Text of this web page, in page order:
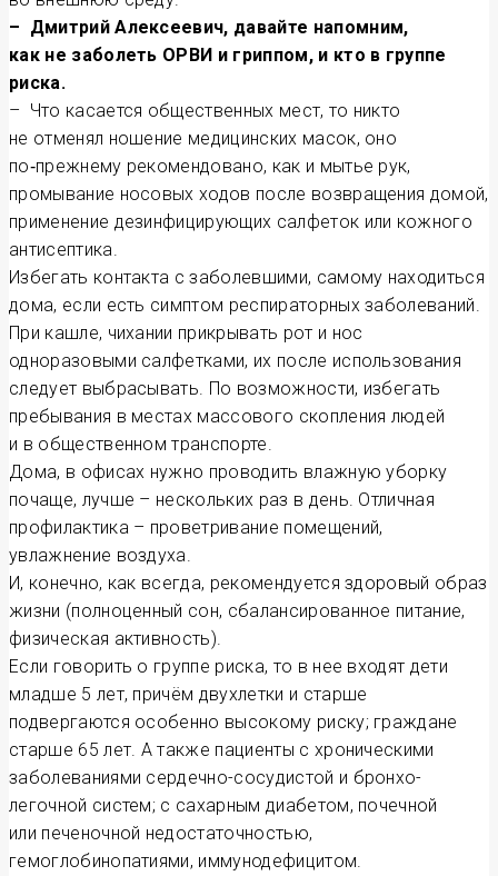
– Дмитрий Алексеевич, давайте напомним,
как не заболеть ОРВИ и гриппом, и кто в группе
риска.
– Что касается общественных мест, то никто
не отменял ношение медицинских масок, оно
по‑прежнему рекомендовано, как и мытье рук,
промывание носовых ходов после возвращения домой,
применение дезинфицирующих салфеток или кожного
антисептика.
Избегать контакта с заболевшими, самому находиться
дома, если есть симптом респираторных заболеваний.
При кашле, чихании прикрывать рот и нос
одноразовыми салфетками, их после использования
следует выбрасывать. По возможности, избегать
пребывания в местах массового скопления людей
и в общественном транспорте.
Дома, в офисах нужно проводить влажную уборку
почаще, лучше – нескольких раз в день. Отличная
профилактика – проветривание помещений,
увлажнение воздуха.
И, конечно, как всегда, рекомендуется здоровый образ
жизни (полноценный сон, сбалансированное питание,
физическая активность).
Если говорить о группе риска, то в нее входят дети
младше 5 лет, причём двухлетки и старше
подвергаются особенно высокому риску; граждане
старше 65 лет. А также пациенты с хроническими
заболеваниями сердечно-сосудистой и бронхо-
легочной систем; с сахарным диабетом, почечной
или печеночной недостаточностью,
гемоглобинопатиями, иммунодефицитом.